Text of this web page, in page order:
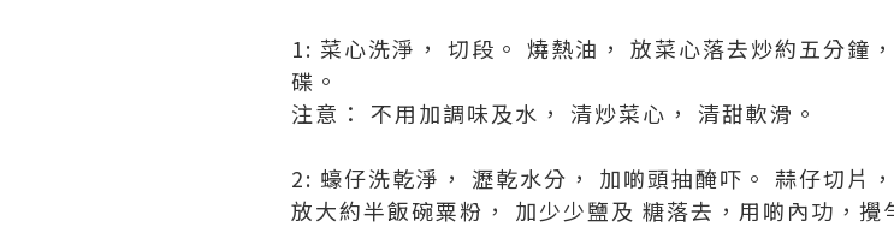
1: 菜心洗淨， 切段。 燒熱油， 放菜心落去炒約五分鐘
碟。
注意： 不用加調味及水， 清炒菜心， 清甜軟滑。
2: 蠔仔洗乾淨， 瀝乾水分， 加啲頭抽醃吓。 蒜仔切片
放大約半飯碗粟粉， 加少少鹽及 糖落去，用啲內功，攪